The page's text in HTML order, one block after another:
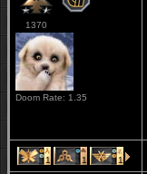
1370
Doom Rate: 1.35
1 1 1